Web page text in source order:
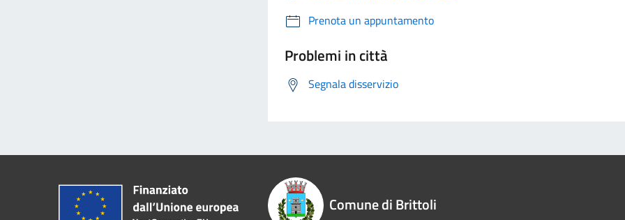
Prenota un appuntamento
Problemi in città
Segnala disservizio
Comune di Brittoli